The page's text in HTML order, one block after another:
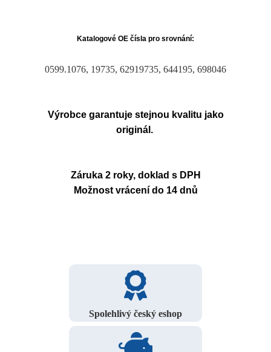
Katalogové OE čísla pro srovnání:
0599.1076, 19735, 62919735, 644195, 698046
Výrobce garantuje stejnou kvalitu jako
originál.
Záruka 2 roky, doklad s DPH
Možnost vrácení do 14 dnů
Spolehlivý český eshop